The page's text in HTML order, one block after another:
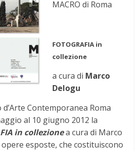
MACRO di Roma
FOTOGRAFIA in
collezione
a cura di Marco
Delogu
d’Arte Contemporanea Roma
al 10 giugno 2012 la
in collezionea cura di Marco
opere esposte, che costituiscono